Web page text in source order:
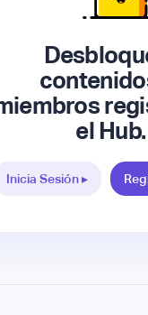
el
Inicia Sesión ▸